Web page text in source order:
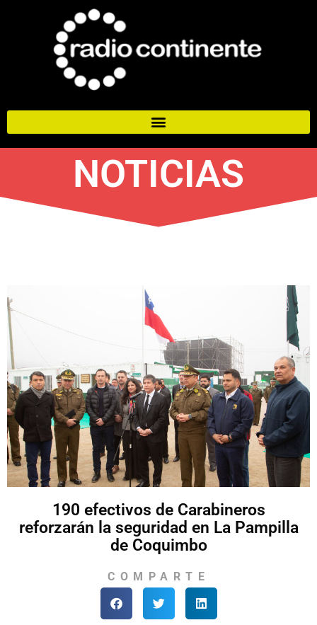
NOTICIAS
190 efectivos de Carabineros
reforzarán la seguridad en La Pampilla
de Coquimbo
COMPARTE